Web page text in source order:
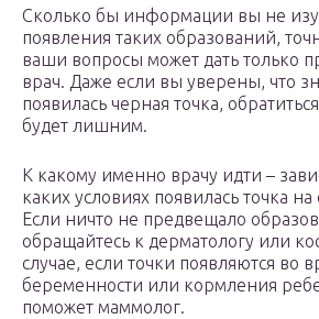
Сколько бы информации вы не
появления таких образований,
ваши вопросы может дать только
врач. Даже если вы уверены, что
появилась черная точка,
будет лишним.
К какому именно врачу идти –
каких условиях появилась точка
Если ничто не предвещало
обращайтесь к дерматологу или
случае, если точки появляются во
беременности или кормления
поможет маммолог.